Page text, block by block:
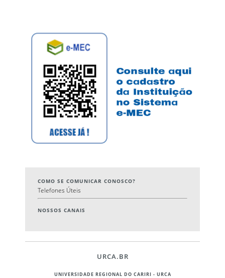
COMO SE COMUNICAR CONOSCO?
Telefones Úteis
NOSSOS CANAIS
URCA.BR
UNIVERSIDADE REGIONAL DO CARIRI - URCA